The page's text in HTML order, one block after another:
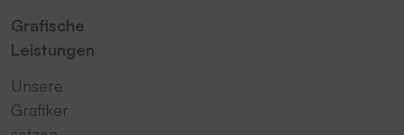
Grafische
Leistungen
Unsere
Grafiker